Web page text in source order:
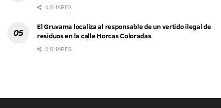
0 SHARES
El Gruvama localiza al responsable de un vertido ilegal de
residuos en la calle Horcas Coloradas
0 SHARES